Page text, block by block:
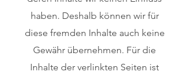
haben. Deshalb können wir für
diese fremden Inhalte auch keine
Gewähr übernehmen. Für die
Inhalte der verlinkten Seiten ist